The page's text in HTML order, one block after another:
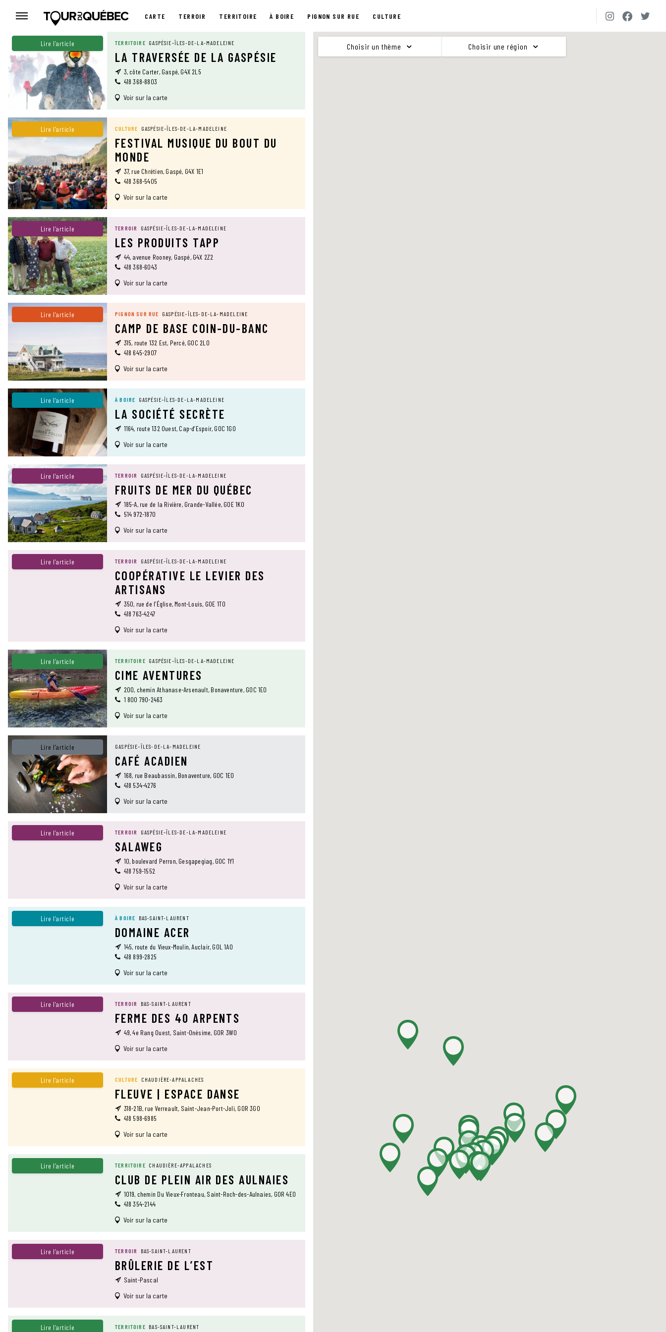
CARTE TERROIR TERRITOIRE À BOIRE PIGNON SUR RUE CULTURE
CARTE Choisir un thème Choisir une région
Lire l’article TERRITOIRE GASPÉSIE–ÎLES-DE-LA-MADELEINE
LA TRAVERSÉE DE LA GASPÉSIE
3, côte Carter, Gaspé, G4X 2L5
418 368-8803
Voir sur la carte
Lire l’article CULTURE GASPÉSIE–ÎLES-DE-LA-MADELEINE
FESTIVAL MUSIQUE DU BOUT DU
MONDE
37, rue Chrétien, Gaspé, G4X 1E1
418 368-5405
Voir sur la carte
Lire l’article TERROIR GASPÉSIE–ÎLES-DE-LA-MADELEINE
LES PRODUITS TAPP
44, avenue Rooney, Gaspé, G4X 2Z2
418 368-6043
Voir sur la carte
Lire l’article PIGNON SUR RUE GASPÉSIE–ÎLES-DE-LA-MADELEINE
CAMP DE BASE COIN-DU-BANC
315, route 132 Est, Percé, G0C 2L0
418 645-2907
Voir sur la carte
Lire l’article À BOIRE GASPÉSIE–ÎLES-DE-LA-MADELEINE
LA SOCIÉTÉ SECRÈTE
1164, route 132 Ouest, Cap-d’Espoir, G0C 1G0
Voir sur la carte
Lire l’article TERROIR GASPÉSIE–ÎLES-DE-LA-MADELEINE
FRUITS DE MER DU QUÉBEC
185-A, rue de la Rivière, Grande-Vallée, G0E 1K0
514 972-1870
Voir sur la carte
Lire l’article TERROIR GASPÉSIE–ÎLES-DE-LA-MADELEINE
COOPÉRATIVE LE LEVIER DES
ARTISANS
350, rue de l’Église, Mont-Louis, G0E 1T0
418 763-4247
Voir sur la carte
Lire l’article TERRITOIRE GASPÉSIE–ÎLES-DE-LA-MADELEINE
CIME AVENTURES
200, chemin Athanase-Arsenault, Bonaventure, G0C 1E0
1 800 790-2463
Voir sur la carte
Lire l’article GASPÉSIE–ÎLES-DE-LA-MADELEINE
CAFÉ ACADIEN
168, rue Beaubassin, Bonaventure, G0C 1E0
418 534-4276
Voir sur la carte
Lire l’article TERROIR GASPÉSIE–ÎLES-DE-LA-MADELEINE
SALAWEG
10, boulevard Perron, Gesgapegiag, G0C 1Y1
418 759-1552
Voir sur la carte
Lire l’article À BOIRE BAS-SAINT-LAURENT
DOMAINE ACER
145, route du Vieux-Moulin, Auclair, G0L 1A0
418 899-2825
Voir sur la carte
Lire l’article TERROIR BAS-SAINT-LAURENT
FERME DES 40 ARPENTS
49, 4e Rang Ouest, Saint-Onésime, G0R 3W0
Voir sur la carte
Lire l’article CULTURE CHAUDIÈRE-APPALACHES
FLEUVE | ESPACE DANSE
318-21B, rue Verreault, Saint-Jean-Port-Joli, G0R 3G0
418 598-6985
Voir sur la carte
Lire l’article TERRITOIRE CHAUDIÈRE-APPALACHES
CLUB DE PLEIN AIR DES AULNAIES
1019, chemin Du Vieux-Fronteau, Saint-Roch-des-Aulnaies, G0R 4E0
418 354-2144
Voir sur la carte
Lire l’article TERROIR BAS-SAINT-LAURENT
BRÛLERIE DE L’EST
Saint-Pascal
Voir sur la carte
Lire l’article TERRITOIRE BAS-SAINT-LAURENT